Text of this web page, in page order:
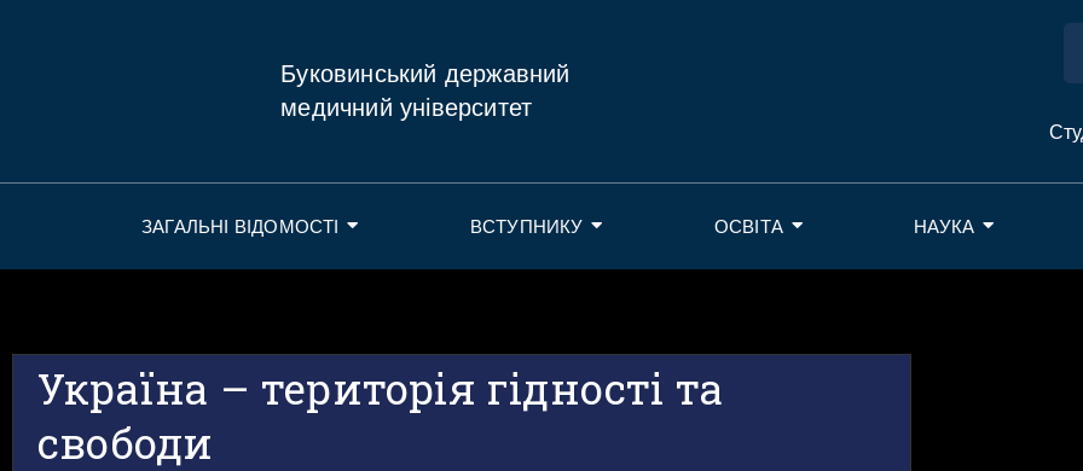
Буковинський державний
медичний університет
ЗАГАЛЬНІ ВІДОМОСТІ ВСТУПНИКУ ОСВІТА НАУКА
Україна – територія гідності та
свободи